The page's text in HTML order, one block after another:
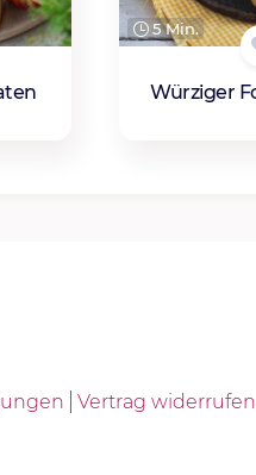
5 Min.
Würziger
Vertrag widerrufen